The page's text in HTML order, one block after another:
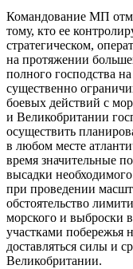
Командование МП
тому, кто ее
стратегическом,
на протяжении
полного господства
существенно
боевых действий с
и Великобритании
осуществить
в любом месте
время значительные
высадки
при проведении
обстоятельство
морского и выброски
участками побережья
доставляться силы и
Великобритании.